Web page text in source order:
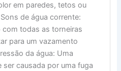
em paredes, tetos ou
de água corrente:
com todas as torneiras
para um vazamento
da água: Uma
causada por uma fuga